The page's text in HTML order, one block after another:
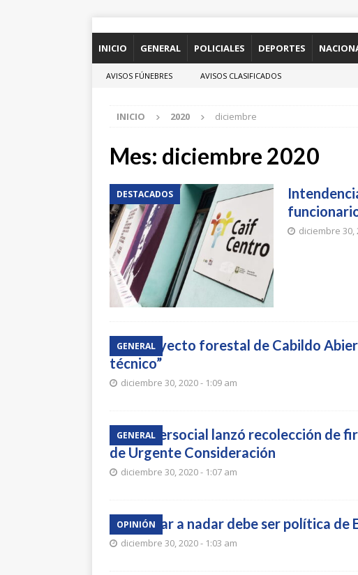
INICIO GENERAL POLICIALES DEPORTES
AVISOS FÚNEBRES AVISOS CLASIFICADOS
INICIO 2020 diciembre
Mes: diciembre 2020
DESTACADOS
diciembre 30,
GENERAL
El proyecto forestal de Cabildo
técnico”
diciembre 30, 2020 - 1:09 am
GENERAL
La Intersocial lanzó recolección de
de Urgente Consideración
diciembre 30, 2020 - 1:07 am
OPINIÓN
Enseñar a nadar debe ser política de
diciembre 30, 2020 - 1:03 am